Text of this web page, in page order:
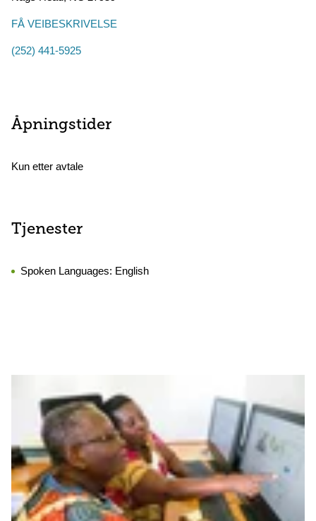
FÅ VEIBESKRIVELSE
(252) 441-5925
Åpningstider
Kun etter avtale
Tjenester
Spoken Languages: English